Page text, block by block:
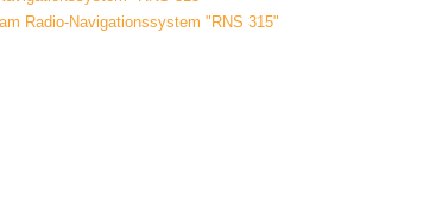
Radio-Navigationssystem "RNS 315"